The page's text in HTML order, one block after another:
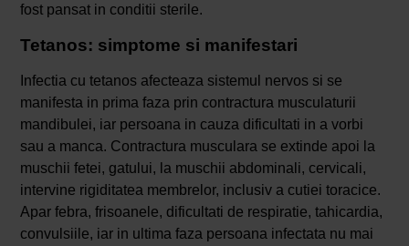
fost pansat in conditii sterile.
Tetanos: simptome si manifestari
Infectia cu tetanos afecteaza sistemul nervos si se
manifesta in prima faza prin contractura musculaturii
mandibulei, iar persoana in cauza dificultati in a vorbi
sau a manca. Contractura musculara se extinde apoi la
muschii fetei, gatului, la muschii abdominali, cervicali,
intervine rigiditatea membrelor, inclusiv a cutiei toracice.
Apar febra, frisoanele, dificultati de respiratie, tahicardia,
convulsiile, iar in ultima faza persoana infectata nu mai